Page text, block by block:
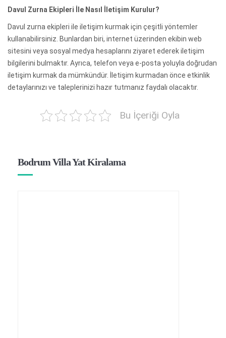
Davul Zurna Ekipleri İle Nasıl İletişim Kurulur?
Davul zurna ekipleri ile iletişim kurmak için çeşitli yöntemler
kullanabilirsiniz. Bunlardan biri, internet üzerinden ekibin web
sitesini veya sosyal medya hesaplarını ziyaret ederek iletişim
bilgilerini bulmaktır. Ayrıca, telefon veya e-posta yoluyla doğrudan
iletişim kurmak da mümkündür. İletişim kurmadan önce etkinlik
detaylarınızı ve taleplerinizi hazır tutmanız faydalı olacaktır.
Bu İçeriği Oyla
Bodrum Villa Yat Kiralama